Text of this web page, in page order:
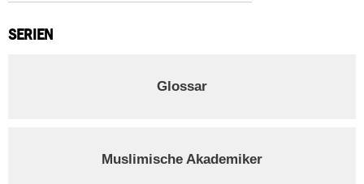
SERIEN
Glossar
Muslimische Akademiker